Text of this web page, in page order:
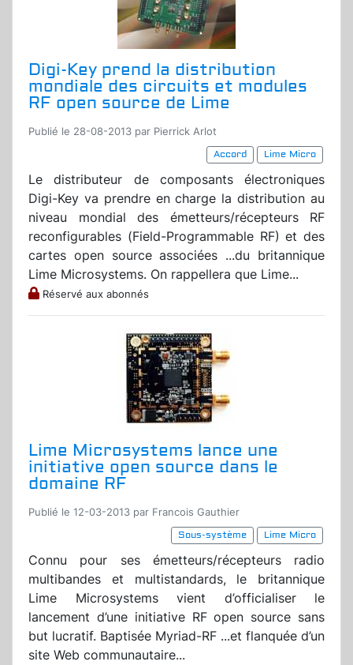
Digi-Key prend la distribution
mondiale des circuits et modules
RF open source de Lime
Publié le 28-08-2013 par Pierrick Arlot
Accord
Lime Micro
Le distributeur de composants électroniques
Digi-Key va prendre en charge la distribution au
niveau mondial des émetteurs/récepteurs RF
reconfigurables (Field-Programmable RF) et des
cartes open source associées ...du britannique
Lime Microsystems. On rappellera que Lime...
Réservé aux abonnés
Lime Microsystems lance une
initiative open source dans le
domaine RF
Publié le 12-03-2013 par Francois Gauthier
Sous-système
Lime Micro
Connu pour ses émetteurs/récepteurs radio
multibandes et multistandards, le britannique
Lime Microsystems vient d’officialiser le
lancement d’une initiative RF open source sans
but lucratif. Baptisée Myriad-RF ...et flanquée d’un
site Web communautaire...